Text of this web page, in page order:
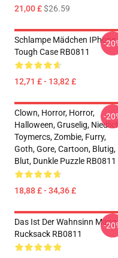
21,00 £$26.59
Schlampe Mädchen IPhone
Tough Case RB0811
12,71 £ - 13,82 £
-
Clown, Horror, Horror,
Halloween, Gruselig,
Toymercs, Zombie, Furry,
Goth, Gore, Cartoon, Blutig,
Blut, Dunkle Puzzle RB0811
18,88 £ - 34,36 £
-
Das Ist Der Wahnsinn
Rucksack RB0811
-